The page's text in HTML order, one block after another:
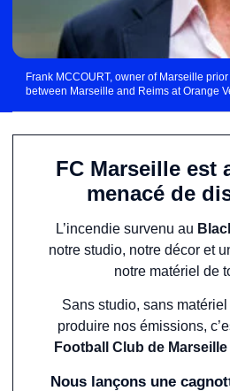
Frank MCCOURT, owner of Marseille
between Marseille and Reims at Orange
FC Marseille est
menacé de
L’incendie survenu au
notre studio, notre décor et
notre matériel de
Sans studio, sans
produire nos émissions,
Football Club de Marseille
Nous lançons une